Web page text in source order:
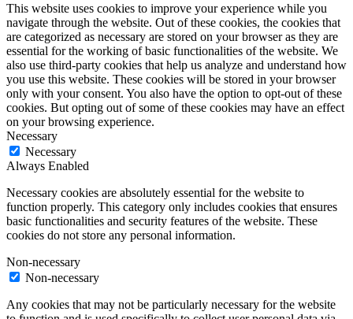
This website uses cookies to improve your experience while you
navigate through the website. Out of these cookies, the cookies that
are categorized as necessary are stored on your browser as they are
essential for the working of basic functionalities of the website. We
also use third-party cookies that help us analyze and understand how
you use this website. These cookies will be stored in your browser
only with your consent. You also have the option to opt-out of these
cookies. But opting out of some of these cookies may have an effect
on your browsing experience.
Necessary
Necessary
Always Enabled
Necessary cookies are absolutely essential for the website to
function properly. This category only includes cookies that ensures
basic functionalities and security features of the website. These
cookies do not store any personal information.
Non-necessary
Non-necessary
Any cookies that may not be particularly necessary for the website